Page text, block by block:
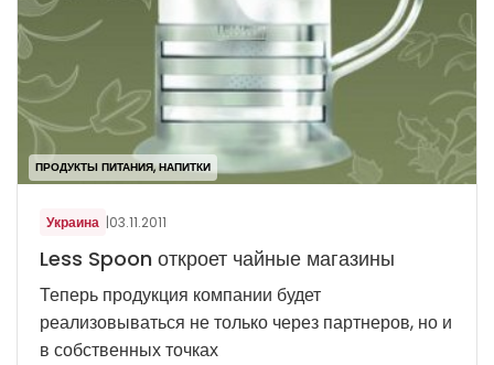
ПРОДУКТЫ ПИТАНИЯ, НАПИТКИ
Украина |03.11.2011
Less Spoon откроет чайные магазины
Теперь продукция компании будет
реализовываться не только через партнеров, но и
в собственных точках